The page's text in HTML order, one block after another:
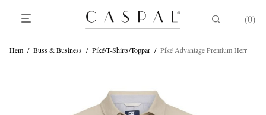
0
Hem / Buss & Business / Piké/T-Shirts/Toppar / Piké Advantage Premium Herr